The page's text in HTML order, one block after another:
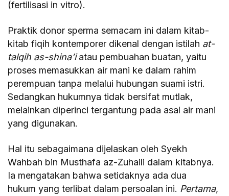
(fertilisasi in vitro).
Praktik donor sperma semacam ini dalam kitab-
kitab fiqih kontemporer dikenal dengan istilah at-
talqih as-shina’iatau pembuahan buatan, yaitu
proses memasukkan air mani ke dalam rahim
perempuan tanpa melalui hubungan suami istri.
Sedangkan hukumnya tidak bersifat mutlak,
melainkan diperinci tergantung pada asal air mani
yang digunakan.
Hal itu sebagaimana dijelaskan oleh Syekh
Wahbah bin Musthafa az-Zuhaili dalam kitabnya.
Ia mengatakan bahwa setidaknya ada dua
hukum yang terlibat dalam persoalan ini. Pertama,